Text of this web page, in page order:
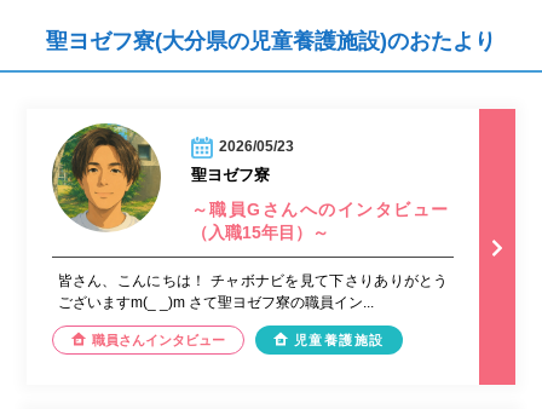
聖ヨゼフ寮(大分県の児童養護施設)のおたより
2026/05/23
聖ヨゼフ寮
～職員Gさんへのインタビュー
（入職15年目）～
皆さん、こんにちは！ チャボナビを見て下さりありがとう
ございますm(_ _)m さて聖ヨゼフ寮の職員イン...
職員さんインタビュー 児童養護施設